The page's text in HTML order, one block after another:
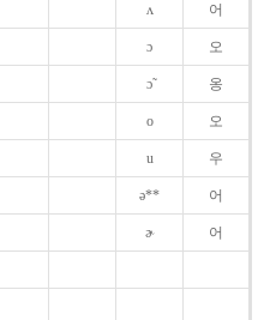
ʌ 어
ɔ 오
ɔ̃ 옹
o 오
u 우
ə** 어
ɚ 어